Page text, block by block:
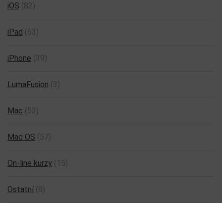
iOS (82)
iPad (63)
iPhone (39)
LumaFusion (3)
Mac (53)
Mac OS (57)
On-line kurzy (15)
Ostatní (8)